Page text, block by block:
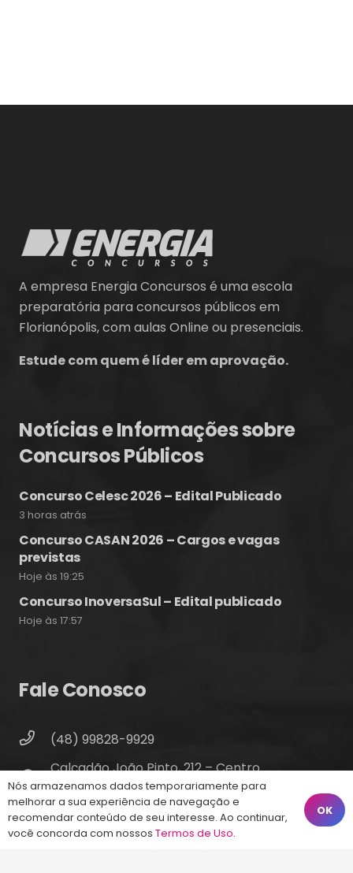
A empresa Energia Concursos é uma escola
preparatória para concursos públicos em
Florianópolis, com aulas Online ou presenciais.
Estude com quem é líder em aprovação.
Notícias e Informações sobre
Concursos Públicos
Concurso Celesc 2026 – Edital Publicado
3 horas atrás
Concurso CASAN 2026 – Cargos e vagas
previstas
Hoje às 19:25
Concurso InoversaSul – Edital publicado
Hoje às 17:57
Fale Conosco
(48) 99828-9929
Calçadão João Pinto, 212 – Centro
Florianópolis – SC, 88010-420
atendimento@energiaconcursos.com.br
Nós armazenamos dados temporariamente para
melhorar a sua experiência de navegação e
recomendar conteúdo de seu interesse. Ao continuar,
você concorda com nossos Termos de Uso.
OK